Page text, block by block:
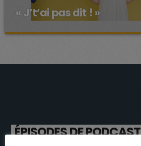
« J’t’ai pas dit ! »
Présenté par Lisa Like
ÉPISODES DE PODCAST